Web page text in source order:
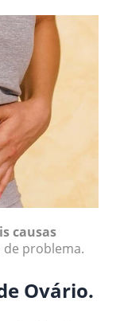
causas
de problema.
Ovário.